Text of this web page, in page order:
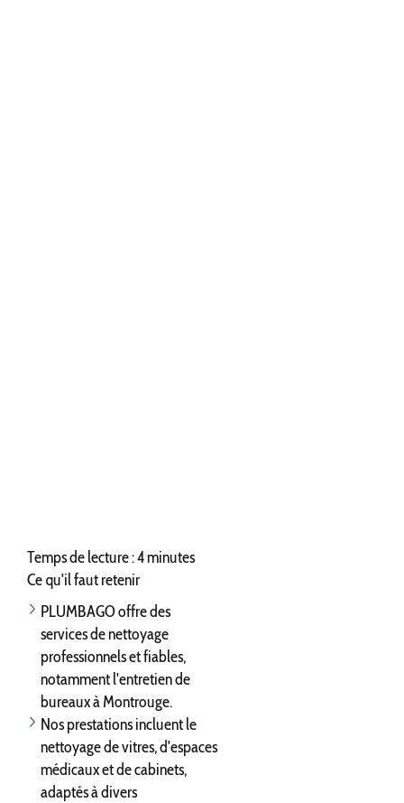
Temps de lecture : 4 minutes
Ce qu'il faut retenir
PLUMBAGO offre des
services de nettoyage
professionnels et fiables,
notamment l'entretien de
bureaux à Montrouge.
Nos prestations incluent le
nettoyage de vitres, d'espaces
médicaux et de cabinets,
adaptés à divers